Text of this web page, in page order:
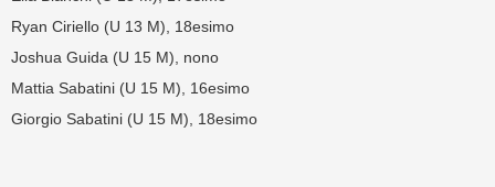
Ryan Ciriello (U 13 M), 18esimo
Joshua Guida (U 15 M), nono
Mattia Sabatini (U 15 M), 16esimo
Giorgio Sabatini (U 15 M), 18esimo